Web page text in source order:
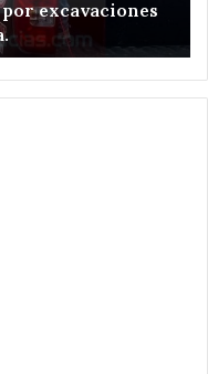
excavaciones
.